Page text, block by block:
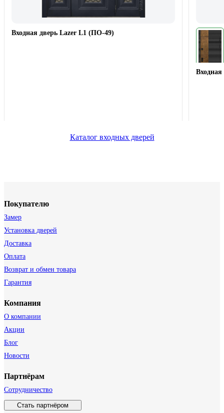
Входная дверь Lazer L1 (ПО-49)
Входная
Каталог входных дверей
Покупателю
Замер
Установка дверей
Доставка
Оплата
Возврат и обмен товара
Гарантия
Компания
О компании
Акции
Блог
Новости
Партнёрам
Сотрудничество
Стать партнёром